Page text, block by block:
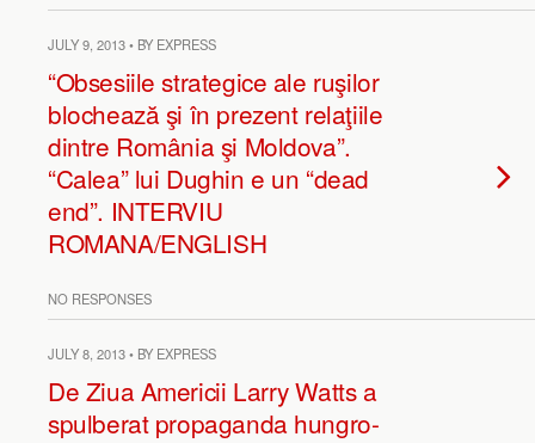
JULY 9, 2013 • BY EXPRESS
“Obsesiile strategice ale ruşilor
blochează şi în prezent relaţiile
dintre România şi Moldova”.
“Calea” lui Dughin e un “dead
end”. INTERVIU
ROMANA/ENGLISH
NO RESPONSES
JULY 8, 2013 • BY EXPRESS
De Ziua Americii Larry Watts a
spulberat propaganda hungro-